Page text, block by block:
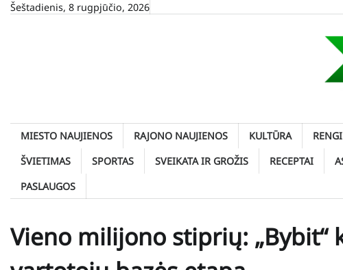
SkipŠeštadienis, 8 rugpjūčio, 2026
MIESTO NAUJIENOS RAJONO NAUJIENOS KULTŪRA
ŠVIETIMAS
SPORTAS SVEIKATA IR GROŽIS RECEPTAI
PASLAUGOS
Vieno milijono stiprių: